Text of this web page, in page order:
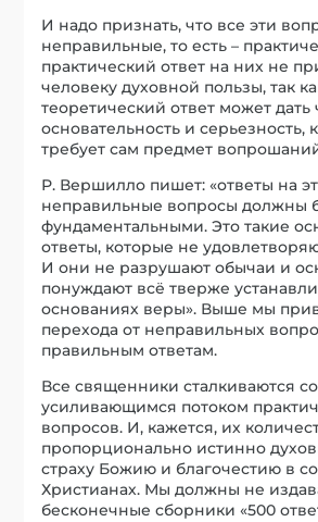
И надо признать, что все эти
неправильные, то есть –
практический ответ на них не
человеку духовной пользы, так
теоретический ответ может дать
основательность и серьезность,
требует сам предмет
Р. Вершилло пишет: «ответы на
неправильные вопросы должны
фундаментальными. Это такие
ответы, которые не
И они не разрушают обычаи и
понуждают всё тверже
основаниях веры». Выше мы
перехода от неправильных
правильным ответам.
Все священники сталкиваются
усиливающимся потоком
вопросов. И, кажется, их
пропорционально истинно
страху Божию и благочестию в
Христианах. Мы должны не
бесконечные сборники «500